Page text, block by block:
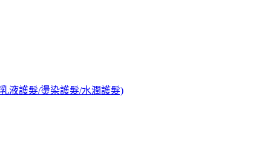
液護髮/燙染護髮/水潤護髮)